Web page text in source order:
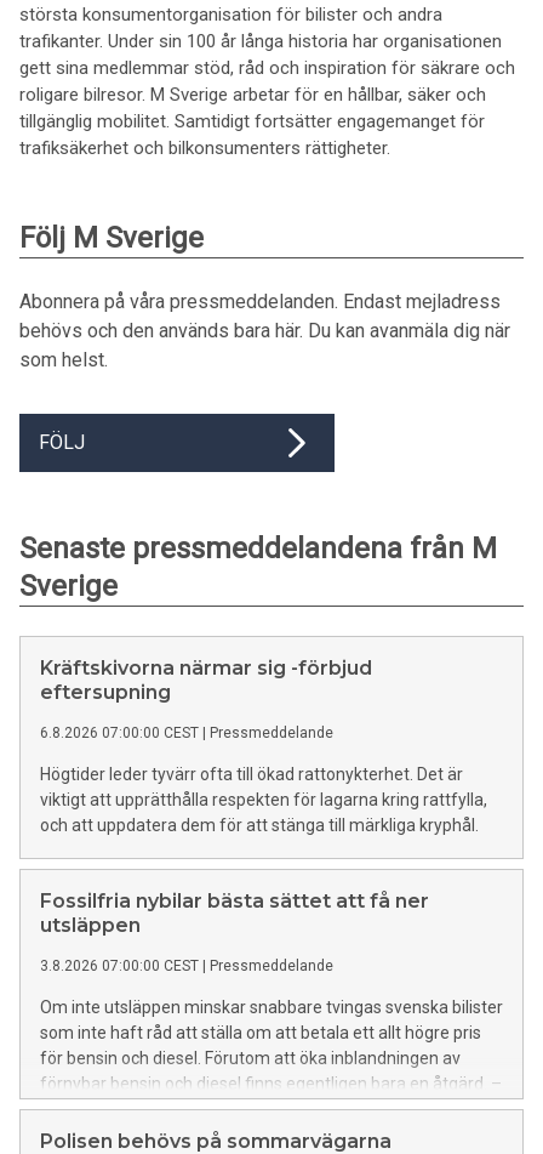
största konsumentorganisation för bilister och andra
trafikanter. Under sin 100 år långa historia har organisationen
gett sina medlemmar stöd, råd och inspiration för säkrare och
roligare bilresor. M Sverige arbetar för en hållbar, säker och
tillgänglig mobilitet. Samtidigt fortsätter engagemanget för
trafiksäkerhet och bilkonsumenters rättigheter.
Följ M Sverige
Abonnera på våra pressmeddelanden. Endast mejladress
behövs och den används bara här. Du kan avanmäla dig när
som helst.
FÖLJ
Senaste pressmeddelandena från M
Sverige
Kräftskivorna närmar sig -förbjud
eftersupning
6.8.2026 07:00:00 CEST | Pressmeddelande
Högtider leder tyvärr ofta till ökad rattonykterhet. Det är
viktigt att upprätthålla respekten för lagarna kring rattfylla,
och att uppdatera dem för att stänga till märkliga kryphål.
Fossilfria nybilar bästa sättet att få ner
utsläppen
3.8.2026 07:00:00 CEST | Pressmeddelande
Om inte utsläppen minskar snabbare tvingas svenska bilister
som inte haft råd att ställa om att betala ett allt högre pris
för bensin och diesel. Förutom att öka inblandningen av
förnybar bensin och diesel finns egentligen bara en åtgärd. –
Nya bilar borde inte behöva fossila drivmedel, det menar
Carl-Erik Stjernvall, hållbarhetsansvarig på Riksförbundet M
Polisen behövs på sommarvägarna